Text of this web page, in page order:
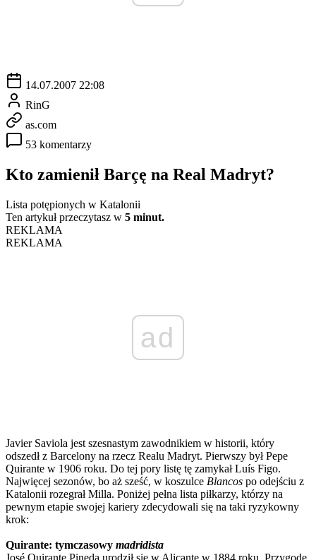
14.07.2007 22:08
RinG
as.com
53 komentarzy
Kto zamienił Barçę na Real Madryt?
Lista potępionych w Katalonii
Ten artykuł przeczytasz w 5 minut.
REKLAMA
REKLAMA
ad
Javier Saviola jest szesnastym zawodnikiem w historii, który
odszedł z Barcelony na rzecz Realu Madryt. Pierwszy był Pepe
Quirante w 1906 roku. Do tej pory listę tę zamykał Luís Figo.
Najwięcej sezonów, bo aż sześć, w koszulce Blancos po odejściu z
Katalonii rozegrał Milla. Poniżej pełna lista piłkarzy, którzy na
pewnym etapie swojej kariery zdecydowali się na taki ryzykowny
krok:
Quirante: tymczasowy madridista
José Quirante Pineda urodził się w Alicante w 1884 roku. Przygodę